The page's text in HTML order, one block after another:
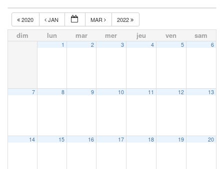
2020 JAN MAR 2022
dim lun mar mer jeu ven sam
1 2 3 4 5 6
7 8 9 10 11 12 13
14 15 16 17 18 19 20